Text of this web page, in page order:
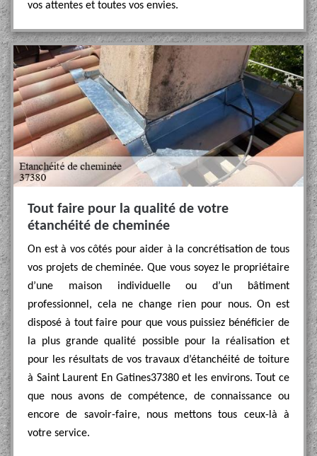
vos attentes et toutes vos envies.
Tout faire pour la qualité de votre
étanchéité de cheminée
On est à vos côtés pour aider à la concrétisation de tous
vos projets de cheminée. Que vous soyez le propriétaire
d’une maison individuelle ou d’un bâtiment
professionnel, cela ne change rien pour nous. On est
disposé à tout faire pour que vous puissiez bénéficier de
la plus grande qualité possible pour la réalisation et
pour les résultats de vos travaux d’étanchéité de toiture
à Saint Laurent En Gatines37380 et les environs. Tout ce
que nous avons de compétence, de connaissance ou
encore de savoir-faire, nous mettons tous ceux-là à
votre service.